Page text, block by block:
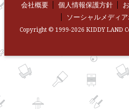
会社概要 個人情報保護方針
ソーシャルメディ
Copyright © 1999-2026 KIDDY LAND